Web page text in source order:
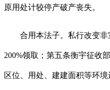
原用处计较停产破产丧失。
合用本法子。私行改变非
200%领取；第五条衡宇征收
区位、用处、建建面积等环